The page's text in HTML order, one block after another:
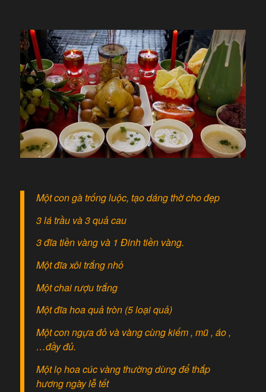
Một con gà trống luộc, tạo dáng thờ cho đẹp
3 lá trầu và 3 quả cau
3 đĩa tiền vàng và 1 Đinh tiền vàng.
Một đĩa xôi trắng nhỏ
Một chai rượu trắng
Một đĩa hoa quả tròn (5 loại quả)
Một con ngựa đỏ và vàng cùng kiếm , mũ , áo ,
…đầy đủ.
Một lọ hoa cúc vàng thường dùng để thắp
hương ngày lễ tết